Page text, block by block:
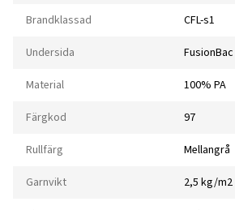
Brandklassad CFL-s1
Undersida FusionBac
Material 100% PA
Färgkod 97
Rullfärg Mellangrå
Garnvikt 2,5 kg/m2